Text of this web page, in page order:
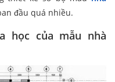
đầu quá nhiều.
học của mẫu nhà